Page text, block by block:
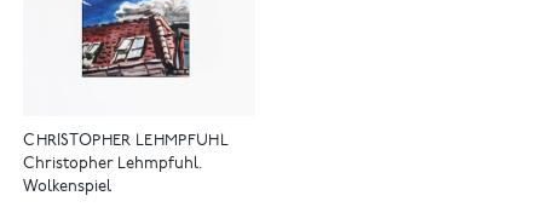
CHRISTOPHER LEHMPFUHL
Christopher Lehmpfuhl.
Wolkenspiel